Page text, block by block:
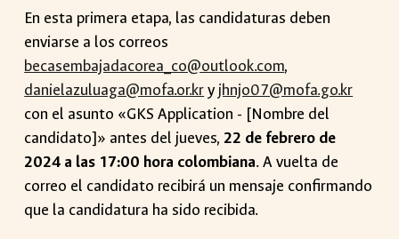
En esta primera etapa, las candidaturas deben
enviarse a los correos
becasembajadacorea_co@outlook.com,
danielazuluaga@mofa.or.kry jhnjo07@mofa.go.kr
con el asunto «GKS Application - [Nombre del
candidato]» antes del jueves, 22 de febrero de
2024 a las 17:00 hora colombiana. A vuelta de
correo el candidato recibirá un mensaje confirmando
que la candidatura ha sido recibida.